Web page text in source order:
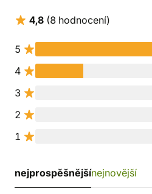
4,8 (8 hodnocení)
5
4
3
2
1
nejprospěšnějšínejnovější